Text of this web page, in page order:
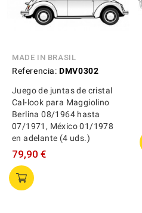
MADE IN BRASIL
Referencia: DMV0302
Juego de juntas de cristal
Cal-look para Maggiolino
Berlina 08/1964 hasta
07/1971, México 01/1978
en adelante (4 uds.)
79,90 €